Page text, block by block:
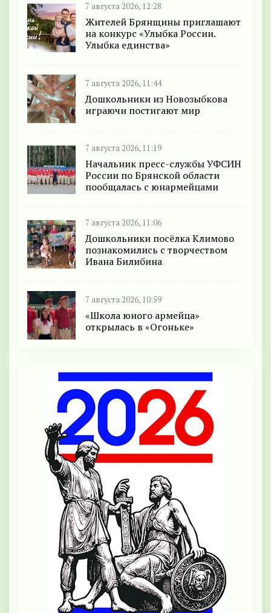
7 августа 2026, 12:28
Жителей Брянщины приглашают
на конкурс «Улыбка России.
Улыбка единства»
7 августа 2026, 11:44
Дошкольники из Новозыбкова
играючи постигают мир
7 августа 2026, 11:19
Начальник пресс-службы УФСИН
России по Брянской области
пообщалась с юнармейцами
7 августа 2026, 11:06
Дошкольники посёлка Климово
познакомились с творчеством
Ивана Билибина
7 августа 2026, 10:59
«Школа юного армейца»
открылась в «Огоньке»